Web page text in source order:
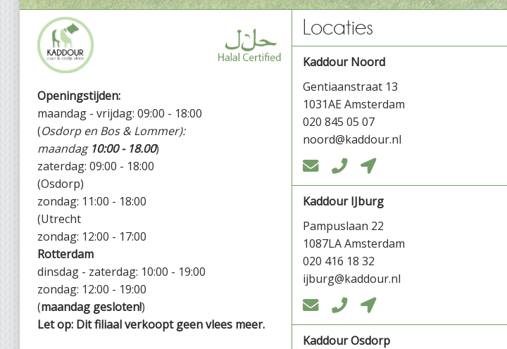
Openingstijden:
maandag - vrijdag: 09:00 - 18:00
(Osdorp en Bos & Lommer):
maandag 10:00 - 18.00)
zaterdag: 09:00 - 18:00
(Osdorp)
zondag: 11:00 - 18:00
(Utrecht
zondag: 12:00 - 17:00
Rotterdam
dinsdag - zaterdag: 10:00 - 19:00
zondag: 12:00 - 19:00
(maandag gesloten!)
Let op: Dit filiaal verkoopt geen vlees meer.
Locaties
Kaddour Noord
Gentiaanstraat 13
1031AE Amsterdam
020 845 05 07
noord@kaddour.nl
  
Kaddour IJburg
Pampuslaan 22
1087LA Amsterdam
020 416 18 32
ijburg@kaddour.nl
  
Kaddour Osdorp